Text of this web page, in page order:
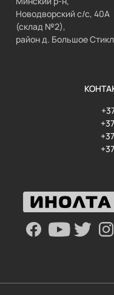
Новодворский с/с, 40А
(склад №2),
район д. Большое